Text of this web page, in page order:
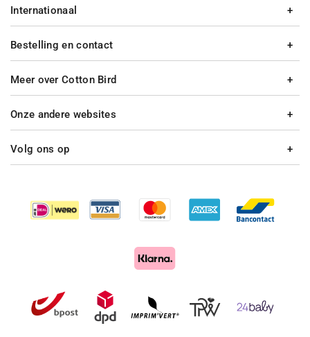
Bestelling en contact
Meer over Cotton Bird
Internationaal
Onze andere websites
Volg ons op